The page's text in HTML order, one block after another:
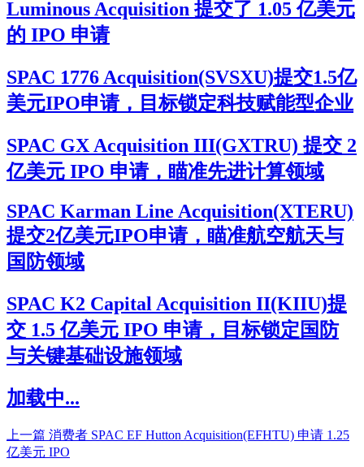
Luminous Acquisition 提交了 1.05 亿美元
的 IPO 申请
SPAC 1776 Acquisition(SVSXU)提交1.5亿
美元IPO申请，目标锁定科技赋能型企业
SPAC GX Acquisition III(GXTRU) 提交 2
亿美元 IPO 申请，瞄准先进计算领域
SPAC Karman Line Acquisition(XTERU)
提交2亿美元IPO申请，瞄准航空航天与
国防领域
SPAC K2 Capital Acquisition II(KIIU)提
交 1.5 亿美元 IPO 申请，目标锁定国防
与关键基础设施领域
加载中...
上一篇 消费者 SPAC EF Hutton Acquisition(EFHTU) 申请 1.25
亿美元 IPO